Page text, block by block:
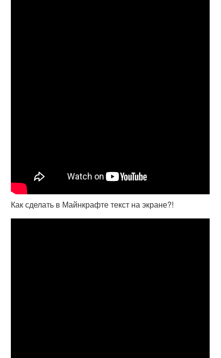
Как сделать в Майнкрафте текст на экране?!